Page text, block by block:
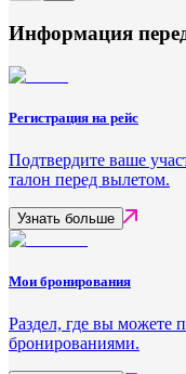
Информация
Регистрация на рейс
Подтвердите ваше
талон перед вылетом.
Узнать больше
Мои бронирования
Раздел, где вы можете
бронированиями.